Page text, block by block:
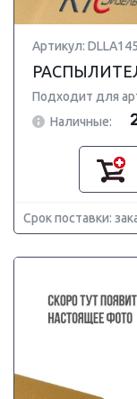
Артикул:
Подходит для
Наличные:
Срок поставки: